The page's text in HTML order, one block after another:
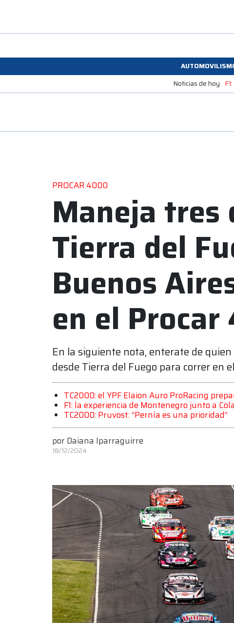
Noticias de hoy
PROCAR 4000
Maneja tres
Tierra del
Buenos
en el
En la siguiente nota, enterate de
desde Tierra del Fuego para correr en
TC2000: el YPF Elaion Auro ProRacing
F1: la experiencia de Montenegro junto a
TC2000: Pruvost: “Pernía es una prioridad”
por Daiana Iparraguirre
18/12/2024